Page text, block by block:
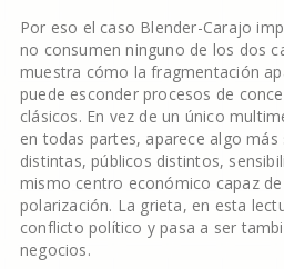
Por eso el caso Blender-Carajo
no consumen ninguno de los dos
muestra cómo la fragmentación
puede esconder procesos de
clásicos. En vez de un único
en todas partes, aparece algo
distintas, públicos distintos,
mismo centro económico capaz
polarización. La grieta, en esta
conflicto político y pasa a ser
negocios.